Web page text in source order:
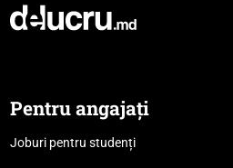
Pentru angajați
Joburi pentru studenți